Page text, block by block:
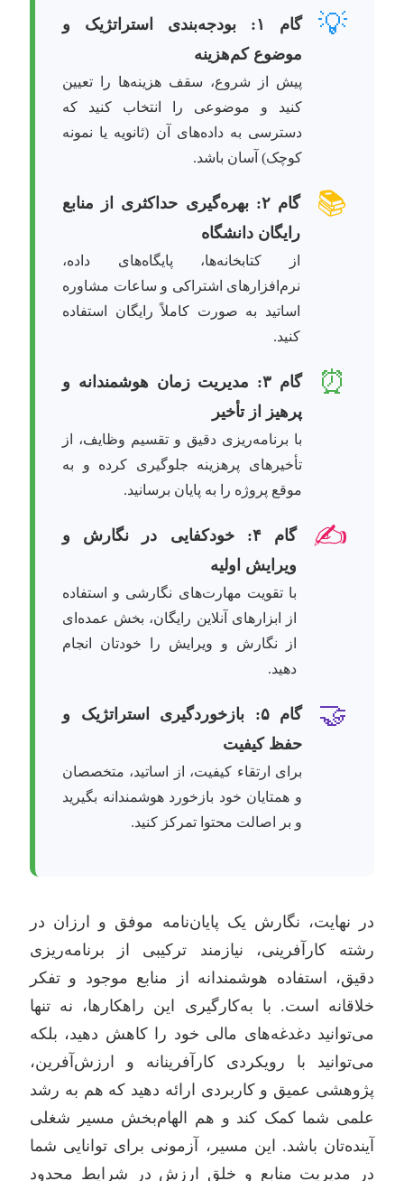
💡
گام ۱: بودجه‌بندی استراتژیک و
موضوع کم‌هزینه
پیش از شروع، سقف هزینه‌ها را تعیین
کنید و موضوعی را انتخاب کنید که
دسترسی به داده‌های آن (ثانویه یا نمونه
کوچک) آسان باشد.
📚
گام ۲: بهره‌گیری حداکثری از منابع
رایگان دانشگاه
از کتابخانه‌ها، پایگاه‌های داده،
نرم‌افزارهای اشتراکی و ساعات مشاوره
اساتید به صورت کاملاً رایگان استفاده
کنید.
⏰
گام ۳: مدیریت زمان هوشمندانه و
پرهیز از تأخیر
با برنامه‌ریزی دقیق و تقسیم وظایف، از
تأخیرهای پرهزینه جلوگیری کرده و به
موقع پروژه را به پایان برسانید.
✍️
گام ۴: خودکفایی در نگارش و
ویرایش اولیه
با تقویت مهارت‌های نگارشی و استفاده
از ابزارهای آنلاین رایگان، بخش عمده‌ای
از نگارش و ویرایش را خودتان انجام
دهید.
🤝
گام ۵: بازخوردگیری استراتژیک و
حفظ کیفیت
برای ارتقاء کیفیت، از اساتید، متخصصان
و همتایان خود بازخورد هوشمندانه بگیرید
و بر اصالت محتوا تمرکز کنید.
در نهایت، نگارش یک پایان‌نامه موفق و ارزان در
رشته کارآفرینی، نیازمند ترکیبی از برنامه‌ریزی
دقیق، استفاده هوشمندانه از منابع موجود و تفکر
خلاقانه است. با به‌کارگیری این راهکارها، نه تنها
می‌توانید دغدغه‌های مالی خود را کاهش دهید، بلکه
می‌توانید با رویکردی کارآفرینانه و ارزش‌آفرین،
پژوهشی عمیق و کاربردی ارائه دهید که هم به رشد
علمی شما کمک کند و هم الهام‌بخش مسیر شغلی
آینده‌تان باشد. این مسیر، آزمونی برای توانایی شما
در مدیریت منابع و خلق ارزش در شرایط محدود